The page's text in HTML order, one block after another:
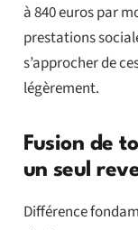
à 840 euros par
prestations
s’approcher de
légèrement.
Fusion de
un seul
Différence